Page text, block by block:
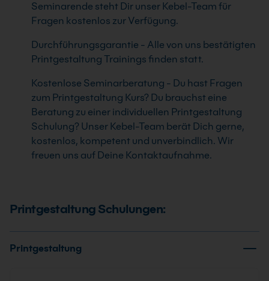
Seminarende steht Dir unser Kebel-Team für
Fragen kostenlos zur Verfügung.
Durchführungsgarantie - Alle von uns bestätigten
Printgestaltung Trainings finden statt.
Kostenlose Seminarberatung - Du hast Fragen
zum Printgestaltung Kurs? Du brauchst eine
Beratung zu einer individuellen Printgestaltung
Schulung? Unser Kebel-Team berät Dich gerne,
kostenlos, kompetent und unverbindlich. Wir
freuen uns auf Deine Kontaktaufnahme.
Printgestaltung Schulungen:
Printgestaltung